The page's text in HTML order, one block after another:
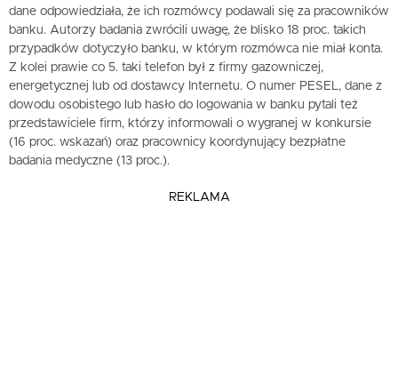
dane odpowiedziała, że ich rozmówcy podawali się za pracowników
banku. Autorzy badania zwrócili uwagę, że blisko 18 proc. takich
przypadków dotyczyło banku, w którym rozmówca nie miał konta.
Z kolei prawie co 5. taki telefon był z firmy gazowniczej,
energetycznej lub od dostawcy Internetu. O numer PESEL, dane z
dowodu osobistego lub hasło do logowania w banku pytali też
przedstawiciele firm, którzy informowali o wygranej w konkursie
(16 proc. wskazań) oraz pracownicy koordynujący bezpłatne
badania medyczne (13 proc.).
REKLAMA